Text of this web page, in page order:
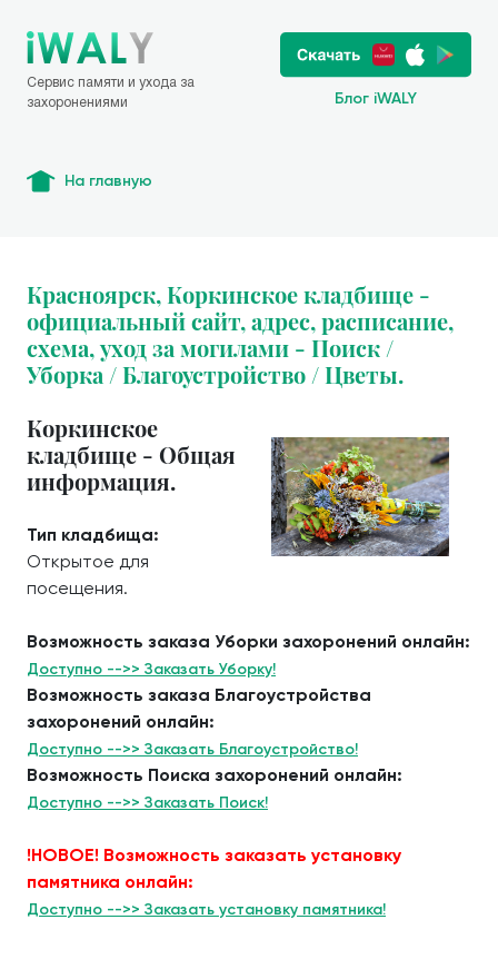
Сервис памяти и ухода за
захоронениями
Блог iWALY
На главную
Красноярск, Коркинское кладбище -
официальный сайт, адрес, расписание,
схема, уход за могилами - Поиск /
Уборка / Благоустройство / Цветы.
Коркинское
кладбище - Общая
информация.
Тип кладбища:
Открытое для
посещения.
Возможность заказа Уборки захоронений онлайн:
Доступно -->> Заказать Уборку!
Возможность заказа Благоустройства
захоронений онлайн:
Доступно -->> Заказать Благоустройство!
Возможность Поиска захоронений онлайн:
Доступно -->> Заказать Поиск!
!НОВОЕ! Возможность заказать установку
памятника онлайн:
Доступно -->> Заказать установку памятника!